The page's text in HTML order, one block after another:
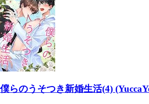
僕らのうそつき新婚生活(4)